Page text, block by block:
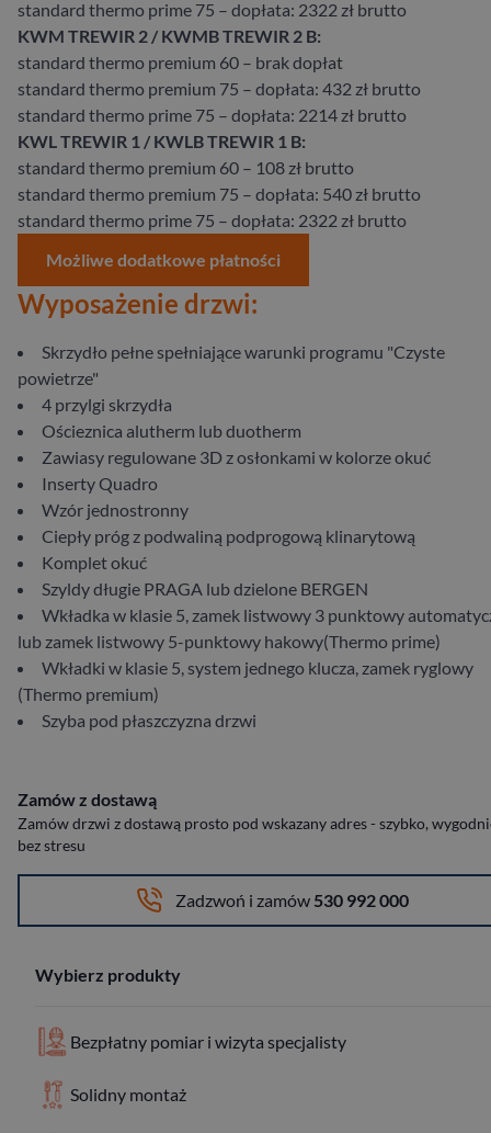
standard thermo prime 75 – dopłata: 2322 zł brutto
KWM TREWIR 2 / KWMB TREWIR 2 B:
standard thermo premium 60 – brak dopłat
standard thermo premium 75 – dopłata: 432 zł brutto
standard thermo prime 75 – dopłata: 2214 zł brutto
KWL TREWIR 1 / KWLB TREWIR 1 B:
standard thermo premium 60 – 108 zł brutto
standard thermo premium 75 – dopłata: 540 zł brutto
standard thermo prime 75 – dopłata: 2322 zł brutto
Możliwe dodatkowe płatności
Wyposażenie drzwi:
Skrzydło pełne spełniające warunki programu "Czyste
powietrze"
4 przylgi skrzydła
Ościeznica alutherm lub duotherm
Zawiasy regulowane 3D z osłonkami w kolorze okuć
Inserty Quadro
Wzór jednostronny
Ciepły próg z podwaliną podprogową klinarytową
Komplet okuć
Szyldy długie PRAGA lub dzielone BERGEN
Wkładka w klasie 5, zamek listwowy 3 punktowy
lub zamek listwowy 5-punktowy hakowy(Thermo prime)
Wkładki w klasie 5, system jednego klucza, zamek ryglowy
(Thermo premium)
Szyba pod płaszczyzna drzwi
Zamów z dostawą
Zamów drzwi z dostawą prosto pod wskazany adres - szybko,
bez stresu
Zadzwoń i zamów 530 992 000
Wybierz produkty
Bezpłatny pomiar i wizyta specjalisty
Solidny montaż